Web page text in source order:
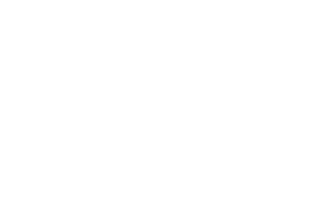
navigieren